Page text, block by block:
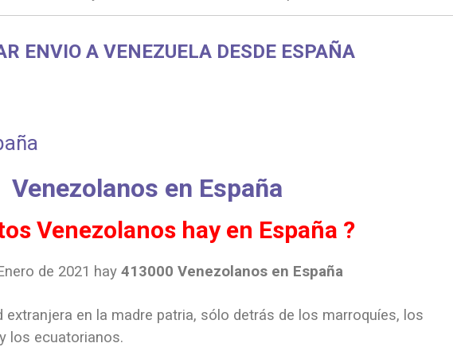
ENVIO A VENEZUELA DESDE ESPAÑA
Venezolanos en España
Venezolanos hay en España ?
de 2021 hay 413000 Venezolanos en España
en la madre patria, sólo detrás de los marroquíes, los
los ecuatorianos.